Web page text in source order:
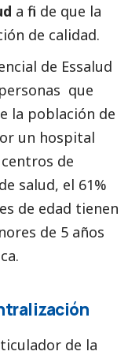
a fin de que la
de calidad.
de Essalud
que
la población de
un hospital
de
salud, el 61%
de edad tienen
de 5 años
de la